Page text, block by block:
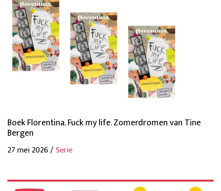
Boek Florentina. Fuck my life. Zomerdromen van Tine
Bergen
27 mei 2026 /Serie